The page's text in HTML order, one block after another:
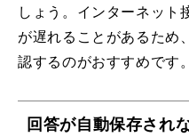
しょう。インターネット
が遅れることがあるため
認するのがおすすめです。
回答が自動保存され